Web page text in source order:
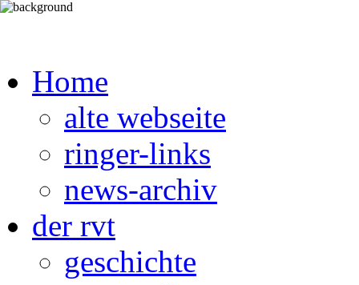
Home
alte webseite
ringer-links
news-archiv
der rvt
geschichte